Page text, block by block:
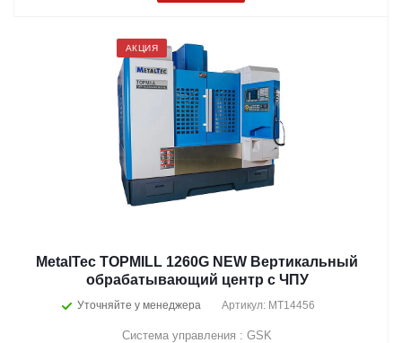
АКЦИЯ
MetalTec TOPMILL 1260G NEW Вертикальный
обрабатывающий центр с ЧПУ
Уточняйте у менеджера Артикул: MT14456
Система управления : GSK